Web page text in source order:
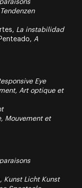
La instabilidad
A
Eye
Art optique et
Mouvement et
Kunst Licht Kunst